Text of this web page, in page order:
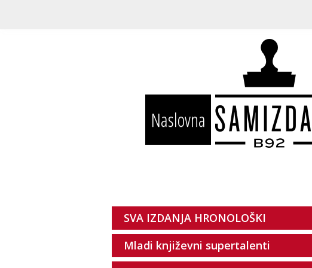
Naslovna
SVA IZDANJA HRONOLOŠKI
Mladi književni supertalenti